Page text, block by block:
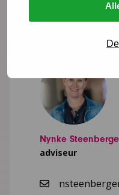
Nynke
adviseur